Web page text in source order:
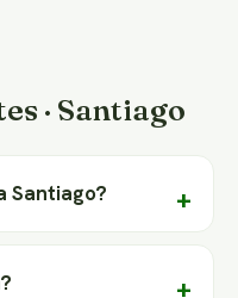
· Santiago
Santiago?